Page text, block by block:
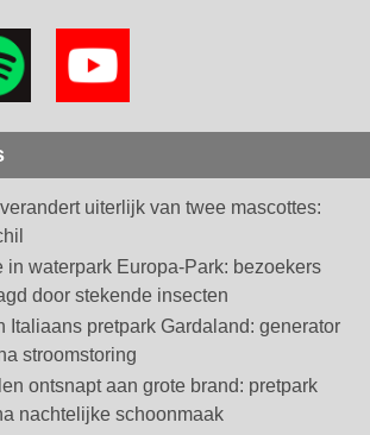
uiterlijk van twee mascottes:
in waterpark Europa-Park: bezoekers
door stekende insecten
Italiaans pretpark Gardaland: generator
stroomstoring
ontsnapt aan grote brand: pretpark
nachtelijke schoonmaak